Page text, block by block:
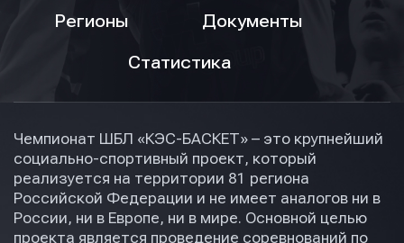
Регионы
Документы
Статистика
Чемпионат ШБЛ «КЭС-БАСКЕТ» – это крупнейший
социально-спортивный проект, который
реализуется на территории 81 региона
Российской Федерации и не имеет аналогов ни в
России, ни в Европе, ни в мире. Основной целью
проекта является проведение соревнований по